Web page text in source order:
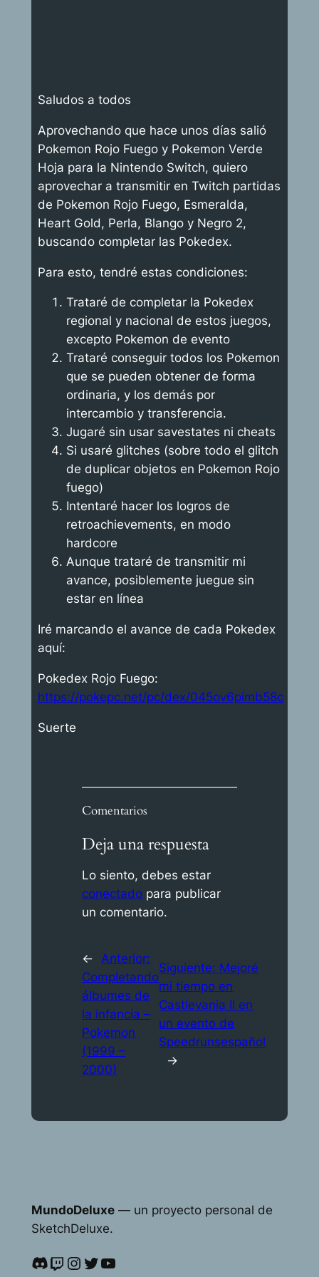
Saludos a todos
Aprovechando que hace unos días salió
Pokemon Rojo Fuego y Pokemon Verde
Hoja para la Nintendo Switch, quiero
aprovechar a transmitir en Twitch partidas
de Pokemon Rojo Fuego, Esmeralda,
Heart Gold, Perla, Blango y Negro 2,
buscando completar las Pokedex.
Para esto, tendré estas condiciones:
Trataré de completar la Pokedex
regional y nacional de estos juegos,
excepto Pokemon de evento
Trataré conseguir todos los Pokemon
que se pueden obtener de forma
ordinaria, y los demás por
intercambio y transferencia.
Jugaré sin usar savestates ni cheats
Si usaré glitches (sobre todo el glitch
de duplicar objetos en Pokemon Rojo
fuego)
Intentaré hacer los logros de
retroachievements, en modo
hardcore
Aunque trataré de transmitir mi
avance, posiblemente juegue sin
estar en línea
Iré marcando el avance de cada Pokedex
aquí:
Pokedex Rojo Fuego:
https://pokepc.net/pc/dex/045ov6pimb58c
Suerte
Comentarios
Deja una respuesta
Lo siento, debes estar
conectado para publicar
un comentario.
←
Anterior:
Completando
álbumes de
la infancia –
Pokemon
(1999 –
2000)
Siguiente: Mejoré
mi tiempo en
Castlevania II en
un evento de
Speedrunsespañol
→
MundoDeluxe— un proyecto personal de
SketchDeluxe.
Discord
Twitch
Instagram
Twitter
YouTube